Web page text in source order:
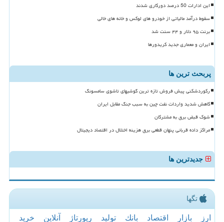
این ادارات 50 درصد دورکاری شدند
سقوط درآمد مالیاتی از خودرو های لوکس و خانه های خالی
برنت ۹۵ دلار و ۴۴ سنت شد
ایران و معماری جدید کریدورها
پربحث ترین ها
رکوردشکنی پیش فروش تازه ترین گوشیهای تاشوی سامسونگ
کاهش شدید واردات نفت چین به سبب جنگ مقابل ایران
شوک قبض برق به مشترکان
مراکز داده قربانی پنهان قطعی برق هزینه اختلال در اقتصاد دیجیتال
جدیدترین ها
تگها
ارز بازار اقتصاد بانك تولید رپورتاژ آنلاین خرید